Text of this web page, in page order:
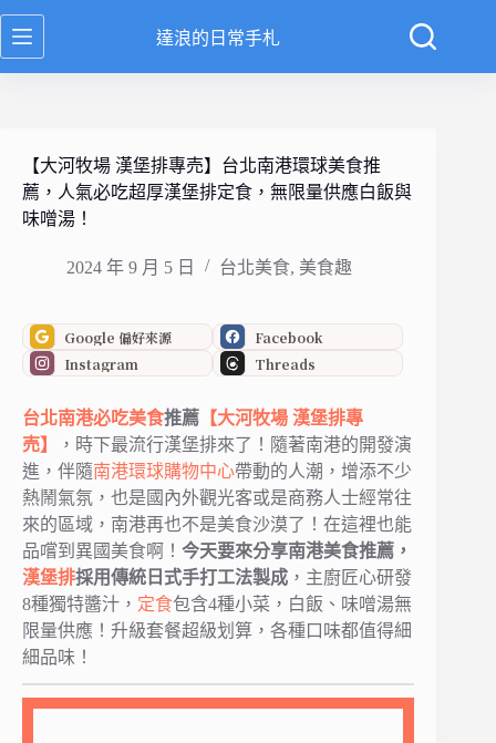
跳
至
達浪的日常手札
【大河牧場 漢堡排專売】台北南港環球美食推
薦，人氣必吃超厚漢堡排定食，無限量供應白飯與
味噌湯！
2024 年 9 月 5 日 台北美食, 美食趣
Google 偏好來源
Facebook
Instagram
Threads
台北南港必吃美食推薦 【大河牧場 漢堡排專
売】
，時下最流行漢堡排來了！隨著南港的開發演
進，伴隨南港環球購物中心帶動的人潮，增添不少
熱鬧氣氛，也是國內外觀光客或是商務人士經常往
來的區域，南港再也不是美食沙漠了！在這裡也能
品嚐到異國美食啊！ 今天要來分享南港美食推薦，
漢堡排採用傳統日式手打工法製成 ，主廚匠心研發
8種獨特醬汁， 定食包含4種小菜，白飯、味噌湯無
限量供應！升級套餐超級划算，各種口味都值得細
細品味！